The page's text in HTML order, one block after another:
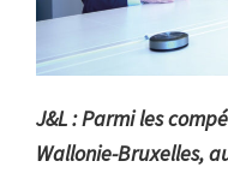
J&L : Parmi les
Wallonie-Bruxelles,